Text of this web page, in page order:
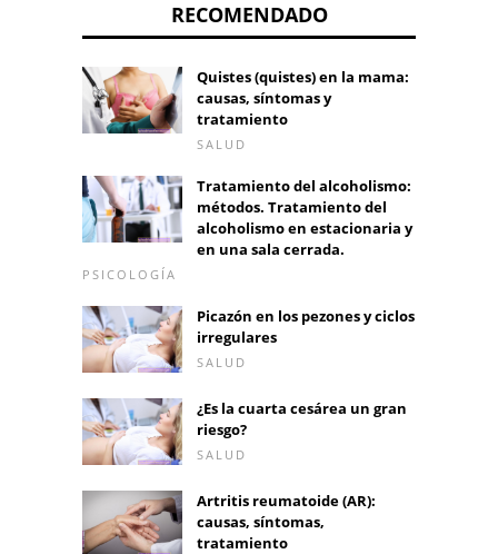
RECOMENDADO
Quistes (quistes) en la mama:
causas, síntomas y
tratamiento
SALUD
Tratamiento del alcoholismo:
métodos. Tratamiento del
alcoholismo en estacionaria y
en una sala cerrada.
PSICOLOGÍA
Picazón en los pezones y ciclos
irregulares
SALUD
¿Es la cuarta cesárea un gran
riesgo?
SALUD
Artritis reumatoide (AR):
causas, síntomas,
tratamiento